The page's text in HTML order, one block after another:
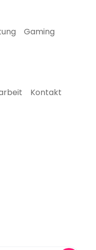
Gaming
Kontakt